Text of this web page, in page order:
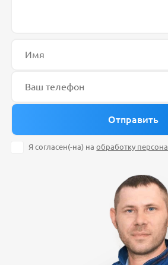
Я согласен(-на) наобработку